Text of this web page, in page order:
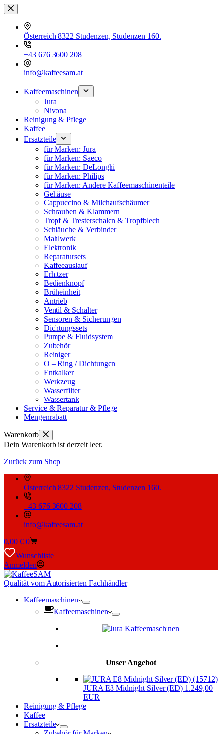
Zum
Inhalt
springen
Österreich 8322 Studenzen, Studenzen 160.
+43 676 3600 208
info@kaffeesam.at
Kaffeemaschinen
Jura
Nivona
Reinigung & Pflege
Kaffee
Ersatzteile
für Marken: Jura
für Marken: Saeco
für Marken: DeLonghi
für Marken: Philips
für Marken: Andere Kaffeemaschinenteile
Gehäuse
Cappuccino & Milchaufschäumer
Schrauben & Klammern
Tropf & Tresterschalen & Tropfblech
Schläuche & Verbinder
Mahlwerk
Elektronik
Reparatursets
Kaffeeauslauf
Erhitzer
Bedienknopf
Brüheinheit
Antrieb
Ventil & Schalter
Sensoren & Sicherungen
Dichtungssets
Pumpe & Fluidsystem
Zubehör
Reiniger
O – Ring / Dichtungen
Entkalker
Werkzeug
Wasserfilter
Wassertank
Service & Reparatur & Pflege
Mengenrabatt
Warenkorb
Dein Warenkorb ist derzeit leer.
Zurück zum Shop
Österreich 8322 Studenzen, Studenzen 160.
+43 676 3600 208
info@kaffeesam.at
Warenkorb
0,00 € 0
Wunschliste
Anmelden
Qualität vom Autorisierten Fachhändler
Kaffeemaschinen
Kaffeemaschinen
Unser Angebot
JURA E8 Midnight Silver (ED) 1.249,00
EUR
Reinigung & Pflege
Kaffee
Ersatzteile